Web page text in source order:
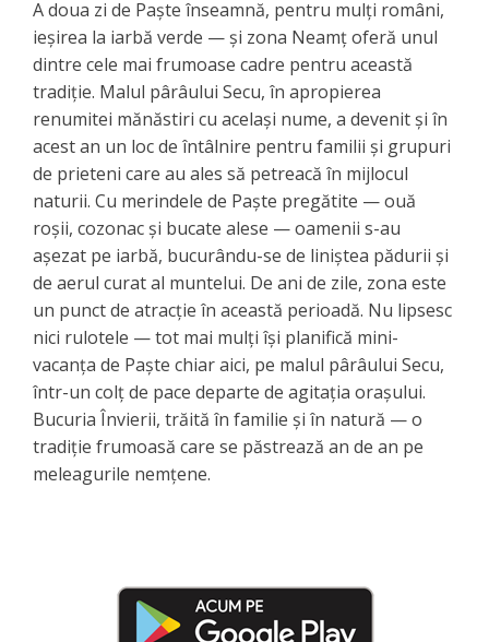
A doua zi de Paște înseamnă, pentru mulți români,
ieșirea la iarbă verde — și zona Neamț oferă unul
dintre cele mai frumoase cadre pentru această
tradiție. Malul pârâului Secu, în apropierea
renumitei mănăstiri cu același nume, a devenit și în
acest an un loc de întâlnire pentru familii și grupuri
de prieteni care au ales să petreacă în mijlocul
naturii. Cu merindele de Paște pregătite — ouă
roșii, cozonac și bucate alese — oamenii s-au
așezat pe iarbă, bucurându-se de liniștea pădurii și
de aerul curat al muntelui. De ani de zile, zona este
un punct de atracție în această perioadă. Nu lipsesc
nici rulotele — tot mai mulți își planifică mini-
vacanța de Paște chiar aici, pe malul pârâului Secu,
într-un colț de pace departe de agitația orașului.
Bucuria Învierii, trăită în familie și în natură — o
tradiție frumoasă care se păstrează an de an pe
meleagurile nemțene.